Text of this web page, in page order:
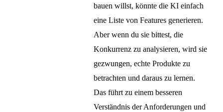
bauen willst, könnte die KI einfach
eine Liste von Features generieren.
Aber wenn du sie bittest, die
Konkurrenz zu analysieren, wird sie
gezwungen, echte Produkte zu
betrachten und daraus zu lernen.
Das führt zu einem besseren
Verständnis der Anforderungen und